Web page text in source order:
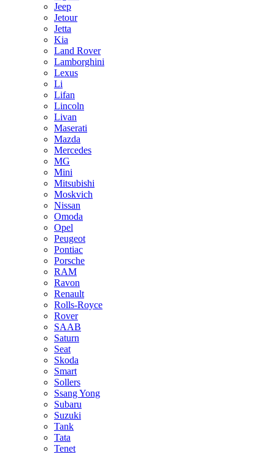
Jeep
Jetour
Jetta
Kia
Land Rover
Lamborghini
Lexus
Li
Lifan
Lincoln
Livan
Maserati
Mazda
Mercedes
MG
Mini
Mitsubishi
Moskvich
Nissan
Omoda
Opel
Peugeot
Pontiac
Porsche
RAM
Ravon
Renault
Rolls-Royce
Rover
SAAB
Saturn
Seat
Skoda
Smart
Sollers
Ssang Yong
Subaru
Suzuki
Tank
Tata
Tenet